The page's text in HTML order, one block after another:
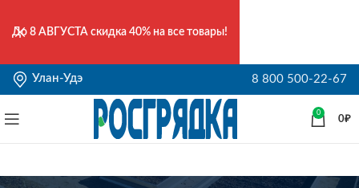
Улан-Удэ 8 800 500-22-67
0
0₽
До 8 АВГУСТА скидка 40% на все товары!